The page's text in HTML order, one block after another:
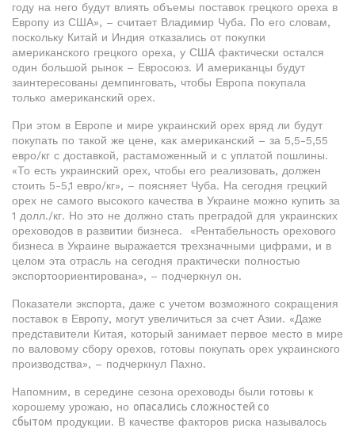
году на него будут влиять объемы поставок грецкого ореха в
Европу из США», – считает Владимир Чуба. По его словам,
поскольку Китай и Индия отказались от покупки
американского грецкого ореха, у США фактически остался
один большой рынок – Евросоюз. И американцы будут
заинтересованы демпинговать, чтобы Европа покупала
только американский орех.
При этом в Европе и мире украинский орех вряд ли будут
покупать по такой же цене, как американский – за 5,5-5,55
евро/кг с доставкой, растаможенный и с уплатой пошлины.
«То есть украинский орех, чтобы его реализовать, должен
стоить 5-5,1 евро/кг», – поясняет Чуба. На сегодня грецкий
орех не самого высокого качества в Украине можно купить за
1 долл./кг. Но это не должно стать преградой для украинских
ореховодов в развитии бизнеса. «Рентабельность орехового
бизнеса в Украине выражается трехзначными цифрами, и в
целом эта отрасль на сегодня практически полностью
экспортоориентирована», – подчеркнул он.
Показатели экспорта, даже с учетом возможного сокращения
поставок в Европу, могут увеличиться за счет Азии. «Даже
представители Китая, который занимает первое место в мире
по валовому сбору орехов, готовы покупать орех украинского
производства», – подчеркнул Пахно.
Напомним, в середине сезона ореховоды были готовы к
хорошему урожаю, но опасались сложностей со
сбытом продукции. В качестве факторов риска называлось